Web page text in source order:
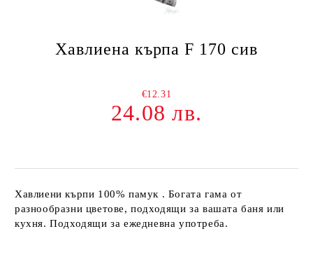
Хавлиена кърпа F 170 сив
€12.31
24.08 лв.
Хавлиени кърпи 100% памук . Богата гама от
разнообразни цветове, подходящи за вашата баня или
кухня. Подходящи за ежедневна употреба.